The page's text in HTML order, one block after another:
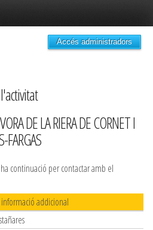
Accés administradors
DE LA RIERA DE CORNET I
FARGAS
continuació per contactar amb el
addicional